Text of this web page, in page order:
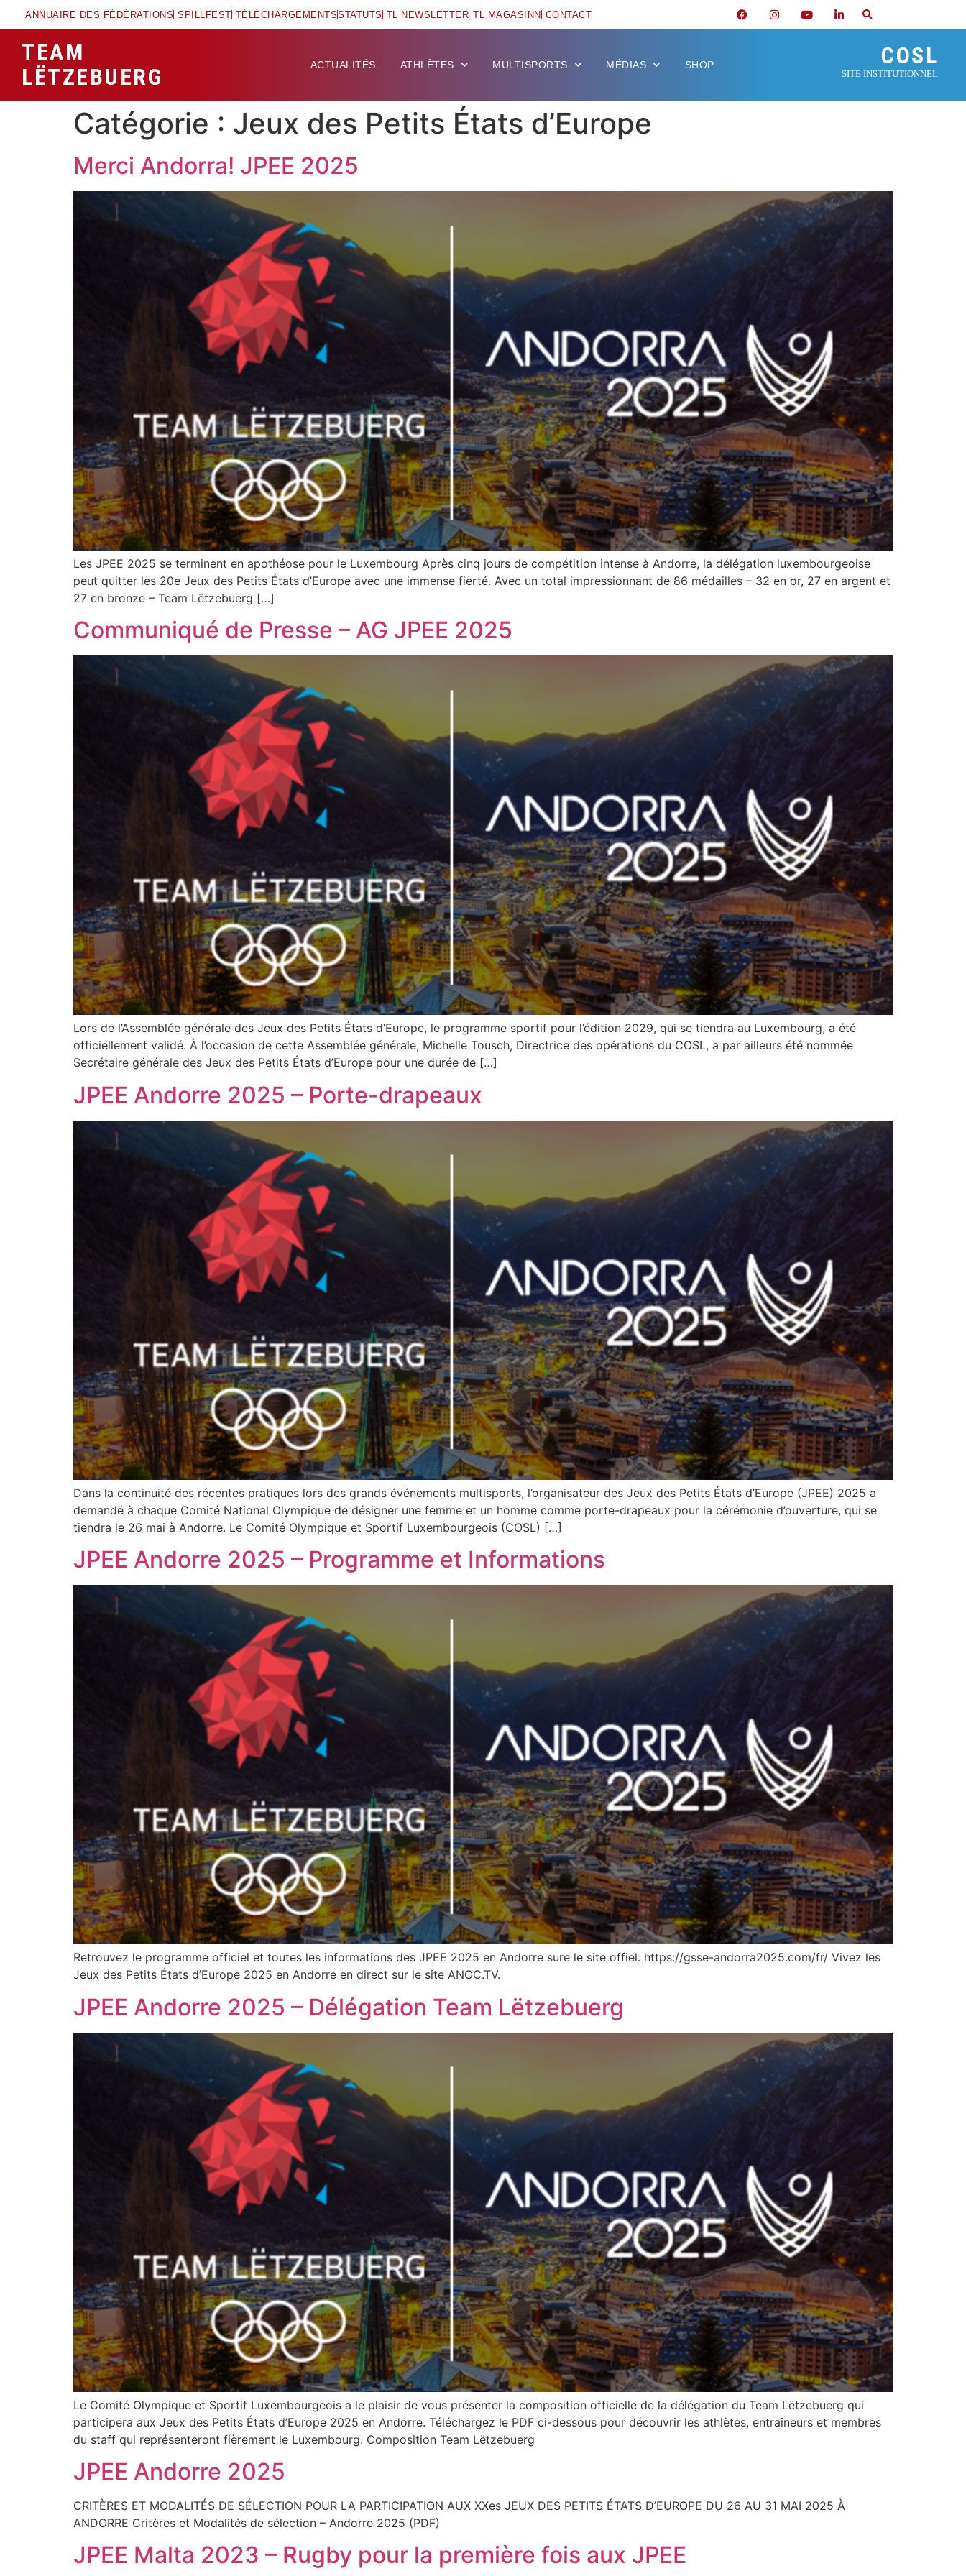
ANNUAIRE DES FÉDÉRATIONS SPILLFEST TÉLÉCHARGEMENTSSTATUTS TL NEWSLETTER TL MAGASINN CONTACT
TEAM
LËTZEBUERG
ACTUALITÉS ATHLÈTES MULTISPORTS MÉDIAS SHOP COSL
SITE INSTITUTIONNEL
Catégorie : Jeux des Petits États d’Europe
Merci Andorra! JPEE 2025
Les JPEE 2025 se terminent en apothéose pour le Luxembourg Après cinq jours de compétition intense à Andorre, la délégation luxembourgeoise
peut quitter les 20e Jeux des Petits États d’Europe avec une immense fierté. Avec un total impressionnant de 86 médailles – 32 en or, 27 en argent et
27 en bronze – Team Lëtzebuerg […]
Communiqué de Presse – AG JPEE 2025
Lors de l’Assemblée générale des Jeux des Petits États d’Europe, le programme sportif pour l’édition 2029, qui se tiendra au Luxembourg, a été
officiellement validé. À l’occasion de cette Assemblée générale, Michelle Tousch, Directrice des opérations du COSL, a par ailleurs été nommée
Secrétaire générale des Jeux des Petits États d’Europe pour une durée de […]
JPEE Andorre 2025 – Porte-drapeaux
Dans la continuité des récentes pratiques lors des grands événements multisports, l’organisateur des Jeux des Petits États d’Europe (JPEE) 2025 a
demandé à chaque Comité National Olympique de désigner une femme et un homme comme porte-drapeaux pour la cérémonie d’ouverture, qui se
tiendra le 26 mai à Andorre. Le Comité Olympique et Sportif Luxembourgeois (COSL) […]
JPEE Andorre 2025 – Programme et Informations
Retrouvez le programme officiel et toutes les informations des JPEE 2025 en Andorre sure le site offiel. https://gsse-andorra2025.com/fr/ Vivez les
Jeux des Petits États d’Europe 2025 en Andorre en direct sur le site ANOC.TV.
JPEE Andorre 2025 – Délégation Team Lëtzebuerg
Le Comité Olympique et Sportif Luxembourgeois a le plaisir de vous présenter la composition officielle de la délégation du Team Lëtzebuerg qui
participera aux Jeux des Petits États d’Europe 2025 en Andorre. Téléchargez le PDF ci-dessous pour découvrir les athlètes, entraîneurs et membres
du staff qui représenteront fièrement le Luxembourg. Composition Team Lëtzebuerg
JPEE Andorre 2025
CRITÈRES ET MODALITÉS DE SÉLECTION POUR LA PARTICIPATION AUX XXes JEUX DES PETITS ÉTATS D’EUROPE DU 26 AU 31 MAI 2025 À
ANDORRE Critères et Modalités de sélection – Andorre 2025 (PDF)
JPEE Malta 2023 – Rugby pour la première fois aux JPEE